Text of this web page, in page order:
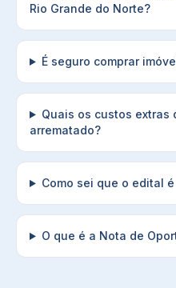
Rio Grande do Norte?
É seguro comprar
Quais os custos extras
arrematado?
Como sei que o edital
O que é a Nota de